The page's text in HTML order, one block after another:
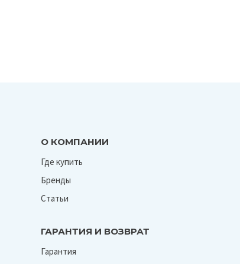
О КОМПАНИИ
Где купить
Бренды
Статьи
ГАРАНТИЯ И ВОЗВРАТ
Гарантия